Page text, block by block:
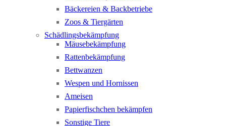
Bäckereien & Backbetriebe
Zoos & Tiergärten
Schädlingsbekämpfung
Mäusebekämpfung
Rattenbekämpfung
Bettwanzen
Wespen und Hornissen
Ameisen
Papierfischchen bekämpfen
Sonstige Tiere